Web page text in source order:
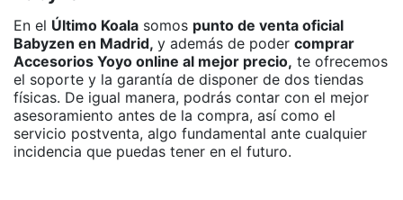
En el Último Koala somos punto de venta oficial
Babyzen en Madrid, y además de poder comprar
Accesorios Yoyo online al mejor precio, te ofrecemos
el soporte y la garantía de disponer de dos tiendas
físicas. De igual manera, podrás contar con el mejor
asesoramiento antes de la compra, así como el
servicio postventa, algo fundamental ante cualquier
incidencia que puedas tener en el futuro.